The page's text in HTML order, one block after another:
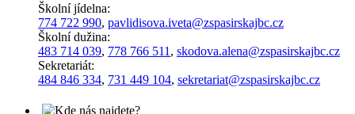
Školní jídelna:
774 722 990, pavlidisova.iveta@zspasirskajbc.cz
Školní dužina:
483 714 039, 778 766 511 , skodova.alena@zspasirskajbc.cz
Sekretariát:
484 846 334, 731 449 104, sekretariat@zspasirskajbc.cz